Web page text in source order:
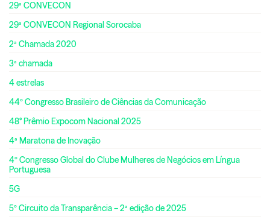
29ª CONVECON
29ª CONVECON Regional Sorocaba
2ª Chamada 2020
3ª chamada
4 estrelas
44º Congresso Brasileiro de Ciências da Comunicação
48° Prêmio Expocom Nacional 2025
4ª Maratona de Inovação
4º Congresso Global do Clube Mulheres de Negócios em Língua
Portuguesa
5G
5º Circuito da Transparência – 2ª edição de 2025